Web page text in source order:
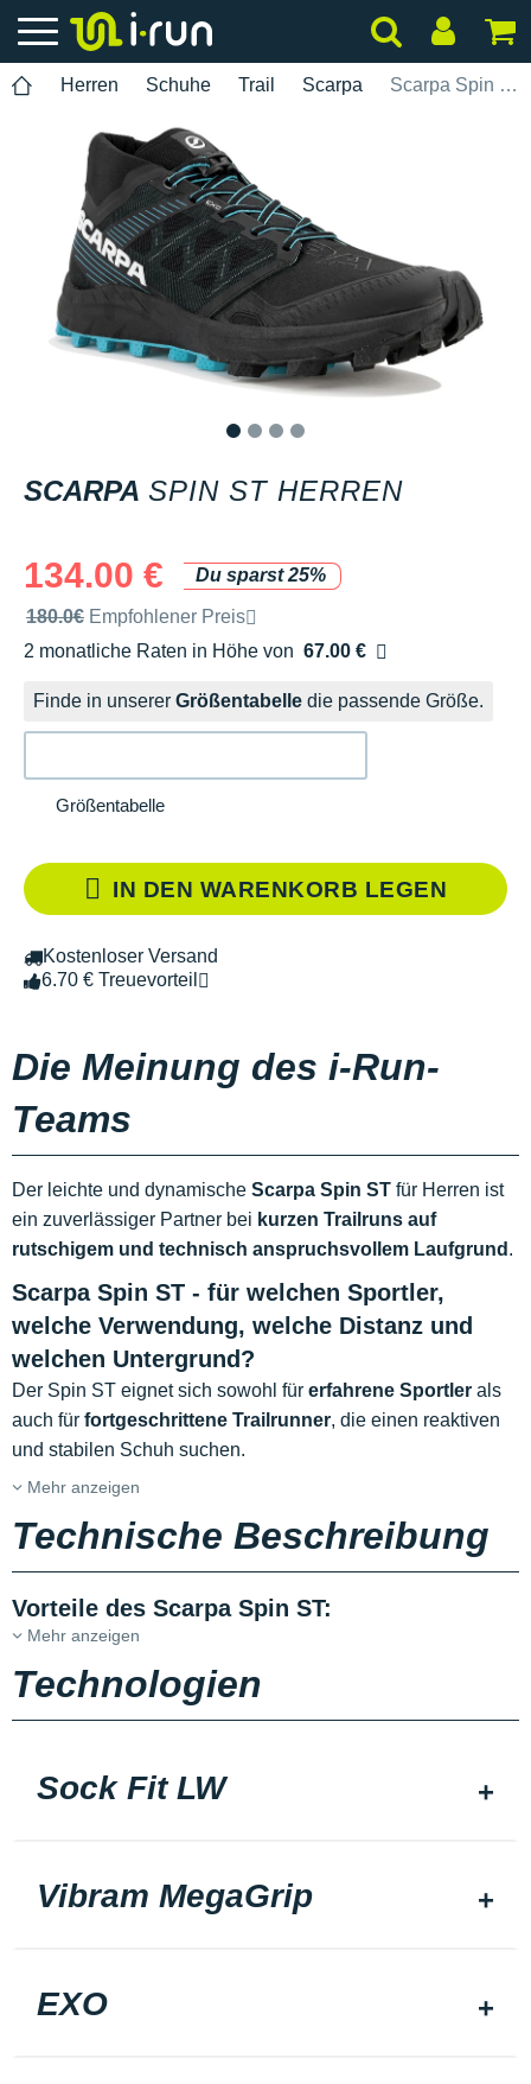
Herren Schuhe Trail Scarpa Scarpa Spin ST Herren
SCARPA SPIN ST HERREN
134.00 €
Du sparst 25%
Unverbindliche Preisempfehlung der Marke
180.0€ Empfohlener Preis
2 monatliche Raten in Höhe von 67.00 €
Ohne Zusatzkosten
Finde in unserer Größentabelle die passende Größe.
Größentabelle
IN DEN WARENKORB LEGEN
Kostenloser Versand
6.70 € Treuevorteil
Die Meinung des i-Run-
Teams
Der leichte und dynamische Scarpa Spin ST für Herren ist
ein zuverlässiger Partner bei kurzen Trailruns auf
rutschigem und technisch anspruchsvollem Laufgrund .
Scarpa Spin ST - für welchen Sportler,
welche Verwendung, welche Distanz und
welchen Untergrund?
Der Spin ST eignet sich sowohl für erfahrene Sportler als
auch für fortgeschrittene Trailrunner, die einen reaktiven
und stabilen Schuh suchen.
Mehr anzeigen
Technische Beschreibung
Vorteile des Scarpa Spin ST:
Mehr anzeigen
Technologien
Sock Fit LW
Vibram MegaGrip
EXO